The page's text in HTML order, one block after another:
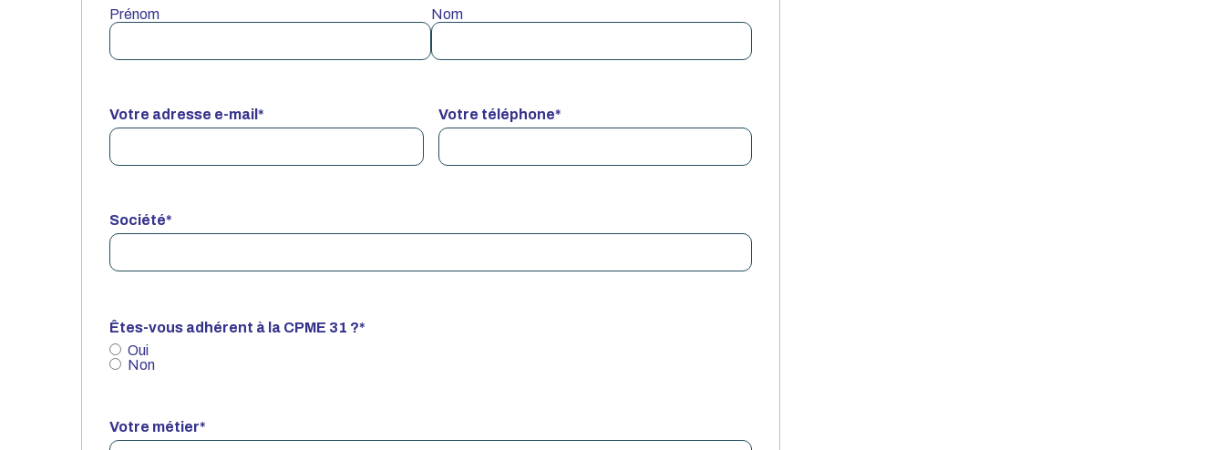
Prénom
Nom
Votre adresse e-mail * Votre téléphone*
Société*
Êtes-vous adhérent à la CPME 31 ?*
Oui
Non
Votre métier*